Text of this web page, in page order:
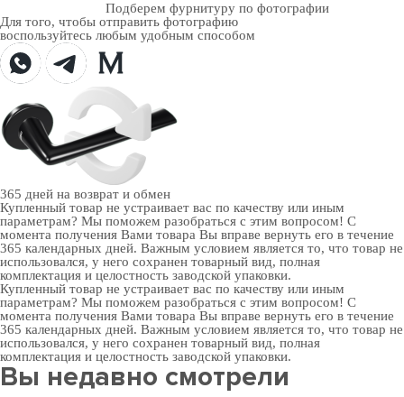
Подберем фурнитуру по фотографии
Для того, чтобы отправить фотографию
воспользуйтесь любым удобным способом
365 дней на возврат и обмен
Купленный товар не устраивает вас по качеству или иным
параметрам? Мы поможем разобраться с этим вопросом! С
момента получения Вами товара Вы вправе вернуть его в течение
365 календарных дней. Важным условием является то, что товар не
использовался, у него сохранен товарный вид, полная
комплектация и целостность заводской упаковки.
Купленный товар не устраивает вас по качеству или иным
параметрам? Мы поможем разобраться с этим вопросом! С
момента получения Вами товара Вы вправе вернуть его в течение
365 календарных дней. Важным условием является то, что товар не
использовался, у него сохранен товарный вид, полная
комплектация и целостность заводской упаковки.
Вы недавно смотрели